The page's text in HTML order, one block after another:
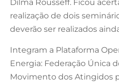
Dilma Rousseff. Ficou
realização de dois
deverão ser realizados
Integram a Plataforma
Energia: Federação Única
Movimento dos Atingidos